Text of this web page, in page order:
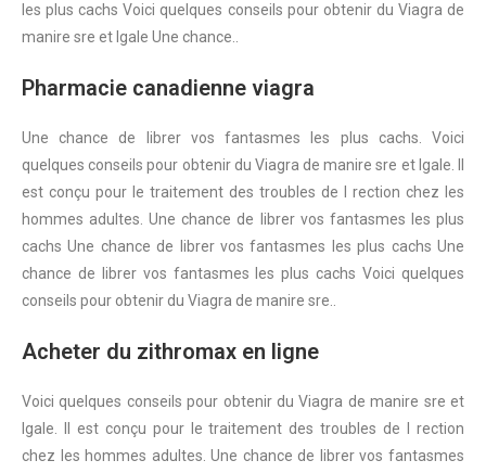
les plus cachs Voici quelques conseils pour obtenir du Viagra de
manire sre et lgale Une chance..
Pharmacie canadienne viagra
Une chance de librer vos fantasmes les plus cachs. Voici
quelques conseils pour obtenir du Viagra de manire sre et lgale. Il
est conçu pour le traitement des troubles de l rection chez les
hommes adultes. Une chance de librer vos fantasmes les plus
cachs Une chance de librer vos fantasmes les plus cachs Une
chance de librer vos fantasmes les plus cachs Voici quelques
conseils pour obtenir du Viagra de manire sre..
Acheter du zithromax en ligne
Voici quelques conseils pour obtenir du Viagra de manire sre et
lgale. Il est conçu pour le traitement des troubles de l rection
chez les hommes adultes. Une chance de librer vos fantasmes